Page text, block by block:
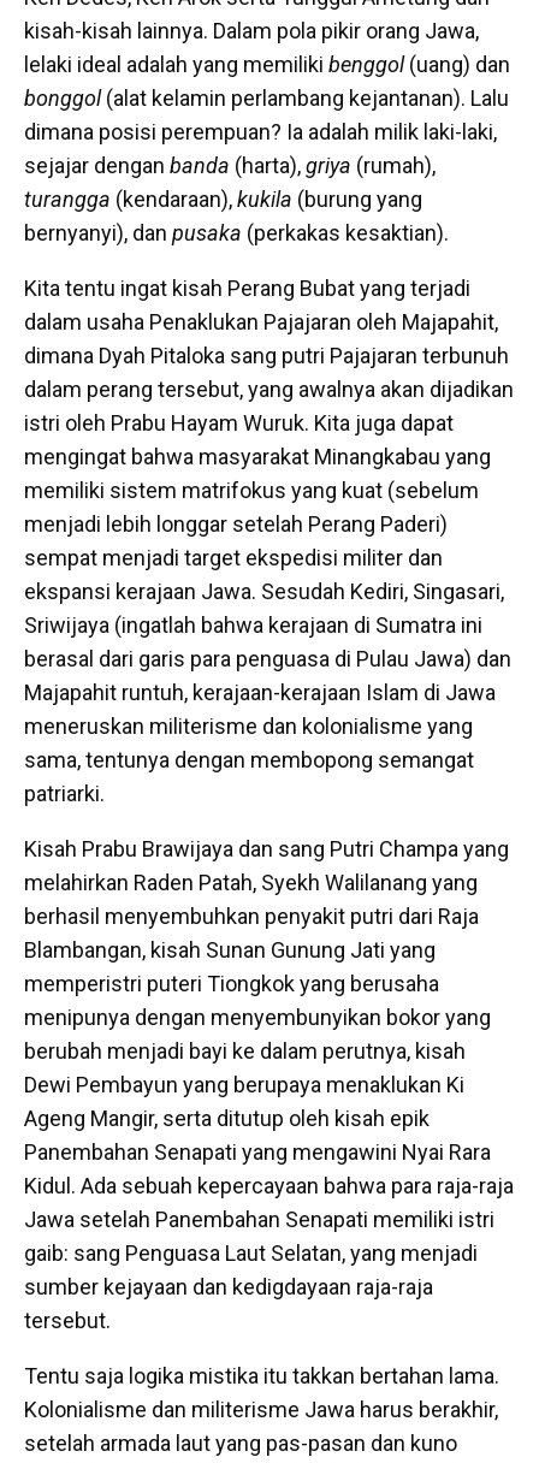
kisah-kisah lainnya. Dalam pola pikir orang Jawa,
lelaki ideal adalah yang memiliki benggol(uang) dan
bonggol(alat kelamin perlambang kejantanan). Lalu
dimana posisi perempuan? Ia adalah milik laki-laki,
sejajar dengan banda (harta),griya (rumah),
turangga (kendaraan),kukila (burung yang
bernyanyi), dan pusaka (perkakas kesaktian).
Kita tentu ingat kisah Perang Bubat yang terjadi
dalam usaha Penaklukan Pajajaran oleh Majapahit,
dimana Dyah Pitaloka sang putri Pajajaran terbunuh
dalam perang tersebut, yang awalnya akan dijadikan
istri oleh Prabu Hayam Wuruk. Kita juga dapat
mengingat bahwa masyarakat Minangkabau yang
memiliki sistem matrifokus yang kuat (sebelum
menjadi lebih longgar setelah Perang Paderi)
sempat menjadi target ekspedisi militer dan
ekspansi kerajaan Jawa. Sesudah Kediri, Singasari,
Sriwijaya (ingatlah bahwa kerajaan di Sumatra ini
berasal dari garis para penguasa di Pulau Jawa) dan
Majapahit runtuh, kerajaan-kerajaan Islam di Jawa
meneruskan militerisme dan kolonialisme yang
sama, tentunya dengan membopong semangat
patriarki.
Kisah Prabu Brawijaya dan sang Putri Champa yang
melahirkan Raden Patah, Syekh Walilanang yang
berhasil menyembuhkan penyakit putri dari Raja
Blambangan, kisah Sunan Gunung Jati yang
memperistri puteri Tiongkok yang berusaha
menipunya dengan menyembunyikan bokor yang
berubah menjadi bayi ke dalam perutnya, kisah
Dewi Pembayun yang berupaya menaklukan Ki
Ageng Mangir, serta ditutup oleh kisah epik
Panembahan Senapati yang mengawini Nyai Rara
Kidul. Ada sebuah kepercayaan bahwa para raja-raja
Jawa setelah Panembahan Senapati memiliki istri
gaib: sang Penguasa Laut Selatan, yang menjadi
sumber kejayaan dan kedigdayaan raja-raja
tersebut.
Tentu saja logika mistika itu takkan bertahan lama.
Kolonialisme dan militerisme Jawa harus berakhir,
setelah armada laut yang pas-pasan dan kuno